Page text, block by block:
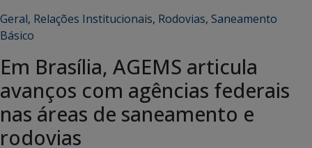
Geral, Relações Institucionais, Rodovias, Saneamento
Básico
Em Brasília, AGEMS articula
avanços com agências federais
nas áreas de saneamento e
rodovias